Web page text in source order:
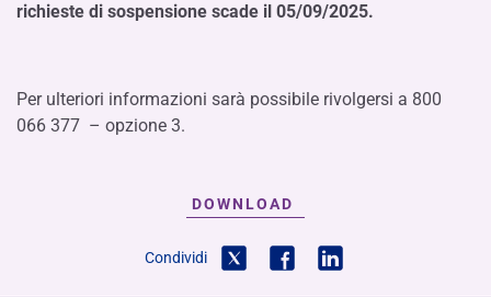
richieste di sospensione scade il 05/09/2025.
Per ulteriori informazioni sarà possibile rivolgersi a 800
066 377 – opzione 3.
DOWNLOAD
Condividi